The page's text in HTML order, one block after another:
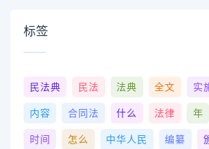
标签
民法典 民法 法典 全文 实
内容 合同法 什么 法律 年
时间 怎么 中华人民 编纂